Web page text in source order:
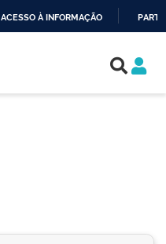
ACESSO À INFORMAÇÃO